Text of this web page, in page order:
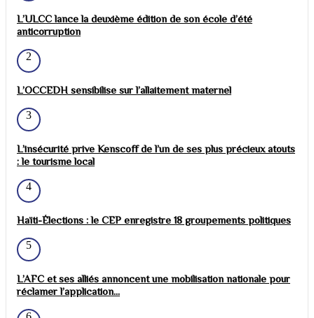
L’ULCC lance la deuxième édition de son école d’été
anticorruption
2
L’OCCEDH sensibilise sur l’allaitement maternel
3
L’insécurité prive Kenscoff de l’un de ses plus précieux atouts
: le tourisme local
4
Haïti-Élections : le CEP enregistre 18 groupements politiques
5
L’AFC et ses alliés annoncent une mobilisation nationale pour
réclamer l’application...